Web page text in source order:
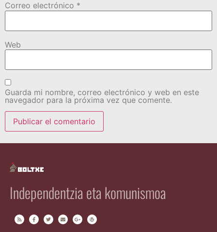
Correo electrónico *
Web
Guarda mi nombre, correo electrónico y web en este
navegador para la próxima vez que comente.
Independentzia eta komunismoa